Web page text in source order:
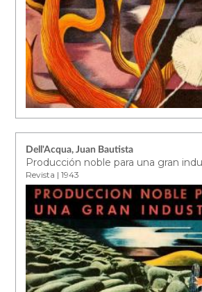
Dell'Acqua, Juan Bautista
Producción noble para una gran
Revista | 1943